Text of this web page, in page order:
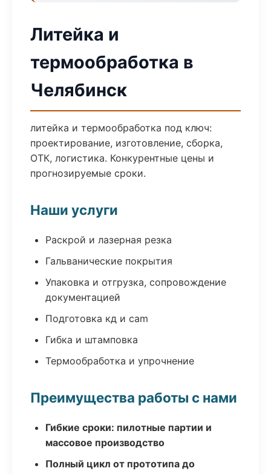
Литейка и
термообработка в
Челябинск
литейка и термообработка под ключ:
проектирование, изготовление, сборка,
ОТК, логистика. Конкурентные цены и
прогнозируемые сроки.
Наши услуги
Раскрой и лазерная резка
Гальванические покрытия
Упаковка и отгрузка, сопровождение
документацией
Подготовка кд и cam
Гибка и штамповка
Термообработка и упрочнение
Преимущества работы с нами
Гибкие сроки: пилотные партии и
массовое производство
Полный цикл от прототипа до